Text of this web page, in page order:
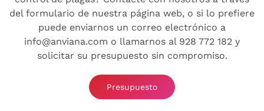
del formulario de nuestra página web, o si lo prefiere
puede enviarnos un correo electrónico a
info@anviana.com o llamarnos al 928 772 182 y
solicitar su presupuesto sin compromiso.
Presupuesto